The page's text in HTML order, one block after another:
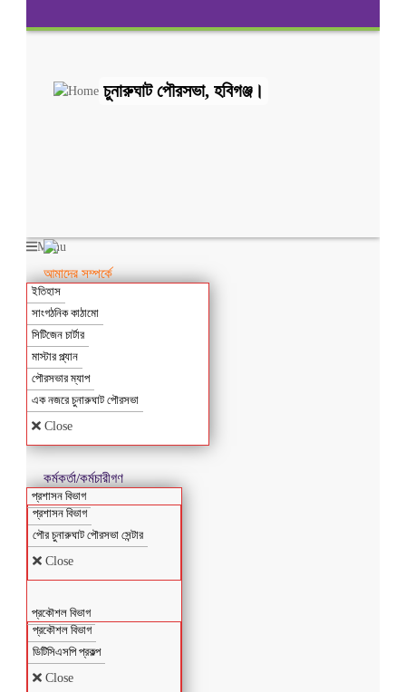
চুনারুঘাট পৌরসভা, হবিগঞ্জ।
Menu
আমাদের সম্পর্কে
ইতিহাস
সাংগঠনিক কাঠামো
সিটিজেন চার্টার
মাস্টার প্ল্যান
পৌরসভার ম্যাপ
এক নজরে চুনারুঘাট পৌরসভা
Close
কর্মকর্তা/কর্মচারীগণ
প্রশাসন বিভাগ
প্রশাসন বিভাগ
পৌর চুনারুঘাট পৌরসভা সেন্টার
Close
প্রকৌশল বিভাগ
প্রকৌশল বিভাগ
ডিটিসিএসপি প্রকল্প
Close